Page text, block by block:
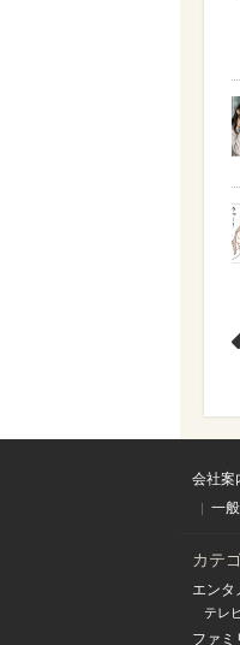
会社案
一
カテ
エンタ
テレ
ファミ